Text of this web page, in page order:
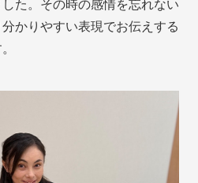
た。その時の感情を忘れない
かりやすい表現でお伝えする